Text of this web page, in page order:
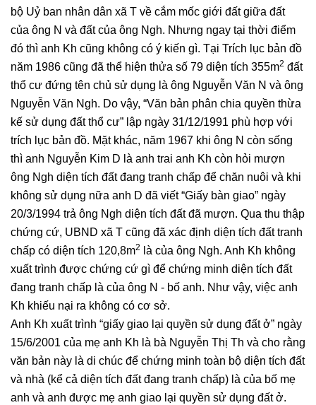
bộ Uỷ ban nhân dân xã T về cắm mốc giới đất giữa đất
của ông N và đất của ông Ngh. Nhưng ngay tại thời điểm
đó thì anh Kh cũng không có ý kiến gì. Tại Trích lục bản đồ
năm 1986 cũng đã thể hiện thửa số 79 diện tích 355m2 đất
thổ cư đứng tên chủ sử dụng là ông Nguyễn Văn N và ông
Nguyễn Văn Ngh. Do vậy, “Văn bản phân chia quyền thừa
kế sử dụng đất thổ cư” lập ngày 31/12/1991 phù hợp với
trích lục bản đồ. Mặt khác, năm 1967 khi ông N còn sống
thì anh Nguyễn Kim D là anh trai anh Kh còn hỏi mượn
ông Ngh diện tích đất đang tranh chấp để chăn nuôi và khi
không sử dụng nữa anh D đã viết “Giấy bàn giao” ngày
20/3/1994 trả ông Ngh diện tích đất đã mượn. Qua thu thập
chứng cứ, UBND xã T cũng đã xác định diện tích đất tranh
chấp có diện tích 120,8m2
là của ông Ngh. Anh Kh không
xuất trình được chứng cứ gì để chứng minh diện tích đất
đang tranh chấp là của ông N - bố anh. Như vậy, việc anh
Kh khiếu nại ra không có cơ sở.
Anh Kh xuất trình “giấy giao lại quyền sử dụng đất ở” ngày
15/6/2001 của mẹ anh Kh là bà Nguyễn Thị Th và cho rằng
văn bản này là di chúc để chứng minh toàn bộ diện tích đất
và nhà (kể cả diện tích đất đang tranh chấp) là của bố mẹ
anh và anh được mẹ anh giao lại quyền sử dụng đất ở.